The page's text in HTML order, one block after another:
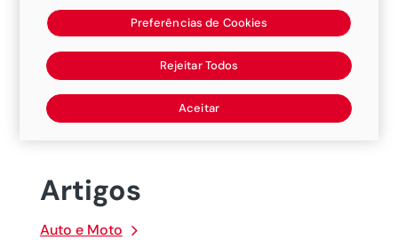
Artigos
Auto e Moto
mundo. No entanto, mais que comprar
o carro mais seguro do mundo, para
dirigir em segurança são fundamentais
dois fatores: revisão periódica do
automóvel e prudência ao volante.
Preferências de Cookies
Rejeitar Todos
Aceitar